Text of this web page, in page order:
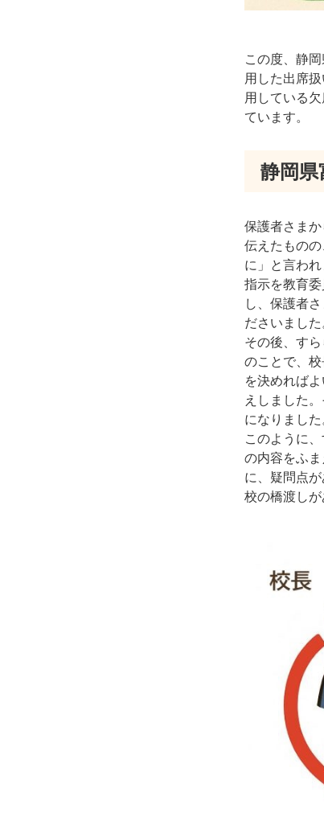
この度、静
用した出席
用している
ています。
静岡
保護者さま
伝えたもの
に」と言わ
指示を教育
し、保護者
ださいました
その後、す
のことで、
を決めれば
えしました
になりました
このように
の内容をふ
に、疑問点
校の橋渡し